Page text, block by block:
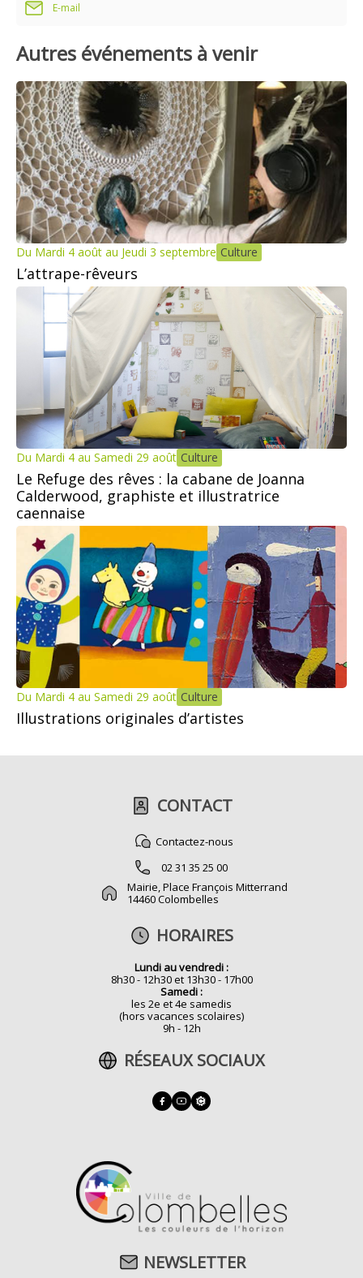
E-mail
Autres événements à venir
Du Mardi 4 août au Jeudi 3 septembre Culture
L’attrape-rêveurs
Du Mardi 4 au Samedi 29 août Culture
Le Refuge des rêves : la cabane de Joanna
Calderwood, graphiste et illustratrice
caennaise
Du Mardi 4 au Samedi 29 août Culture
Illustrations originales d’artistes
CONTACT
Contactez-nous
02 31 35 25 00
Mairie, Place François Mitterrand
14460 Colombelles
HORAIRES
Lundi au vendredi :
8h30 - 12h30 et 13h30 - 17h00
Samedi :
les 2e et 4e samedis
(hors vacances scolaires)
9h - 12h
RÉSEAUX SOCIAUX
NEWSLETTER